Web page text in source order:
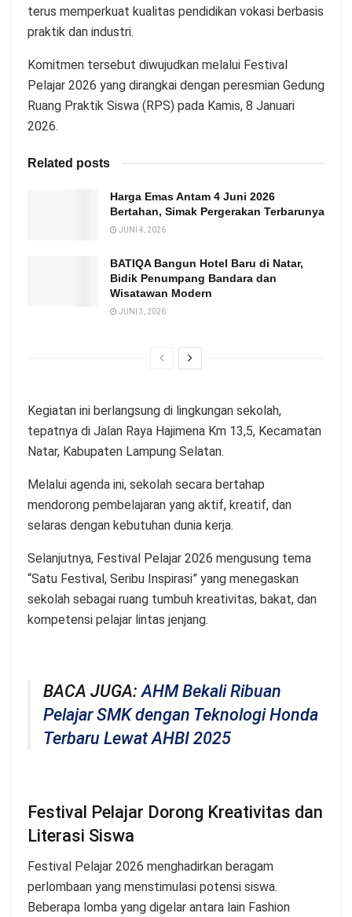
terus memperkuat kualitas pendidikan vokasi berbasis
praktik dan industri.
Komitmen tersebut diwujudkan melalui Festival
Pelajar 2026 yang dirangkai dengan peresmian Gedung
Ruang Praktik Siswa (RPS) pada Kamis, 8 Januari
2026.
Related posts
Harga Emas Antam 4 Juni 2026
Bertahan, Simak Pergerakan Terbarunya
JUNI 4, 2026
BATIQA Bangun Hotel Baru di Natar,
Bidik Penumpang Bandara dan
Wisatawan Modern
JUNI 3, 2026
Kegiatan ini berlangsung di lingkungan sekolah,
tepatnya di Jalan Raya Hajimena Km 13,5, Kecamatan
Natar, Kabupaten Lampung Selatan.
Melalui agenda ini, sekolah secara bertahap
mendorong pembelajaran yang aktif, kreatif, dan
selaras dengan kebutuhan dunia kerja.
Selanjutnya, Festival Pelajar 2026 mengusung tema
“Satu Festival, Seribu Inspirasi” yang menegaskan
sekolah sebagai ruang tumbuh kreativitas, bakat, dan
kompetensi pelajar lintas jenjang.
BACA JUGA:AHM Bekali Ribuan
Pelajar SMK dengan Teknologi Honda
Terbaru Lewat AHBI 2025
Festival Pelajar Dorong Kreativitas dan
Literasi Siswa
Festival Pelajar 2026 menghadirkan beragam
perlombaan yang menstimulasi potensi siswa.
Beberapa lomba yang digelar antara lain Fashion